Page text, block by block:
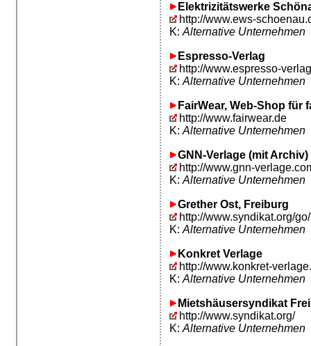
Elektrizitätswerke
http://www.ews-
K: Alternative Unternehmen
Espresso-Verlag
http://www.espresso-
K: Alternative Unternehmen
FairWear, Web-Shop
http://www.fairwear.de
K: Alternative Unternehmen
GNN-Verlage (mit Archiv)
http://www.gnn-
K: Alternative Unternehmen
Grether Ost, Freiburg
http://www.syndikat.org/go/
K: Alternative Unternehmen
Konkret Verlage
http://www.konkret-
K: Alternative Unternehmen
Mietshäusersyndikat
http://www.syndikat.org/
K: Alternative Unternehmen